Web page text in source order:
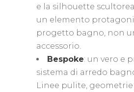
e la silhouette
un elemento
progetto bagno, non
accessorio.
Bespoke: un vero e
sistema di arredo
Linee pulite, geometrie